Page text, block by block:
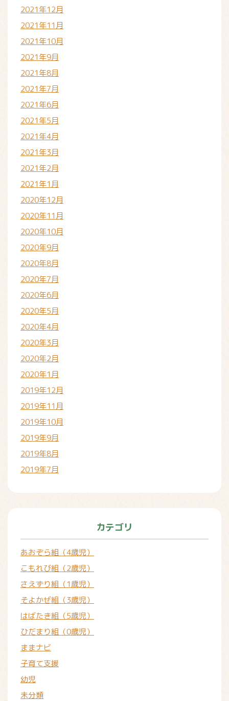
2021年12月
2021年11月
2021年10月
2021年9月
2021年8月
2021年7月
2021年6月
2021年5月
2021年4月
2021年3月
2021年2月
2021年1月
2020年12月
2020年11月
2020年10月
2020年9月
2020年8月
2020年7月
2020年6月
2020年5月
2020年4月
2020年3月
2020年2月
2020年1月
2019年12月
2019年11月
2019年10月
2019年9月
2019年8月
2019年7月
カテゴリ
あおぞら組（4歳児）
こもれび組（2歳児）
さえずり組（1歳児）
そよかぜ組（3歳児）
はばたき組（5歳児）
ひだまり組（0歳児）
ままナビ
子育て支援
幼児
未分類